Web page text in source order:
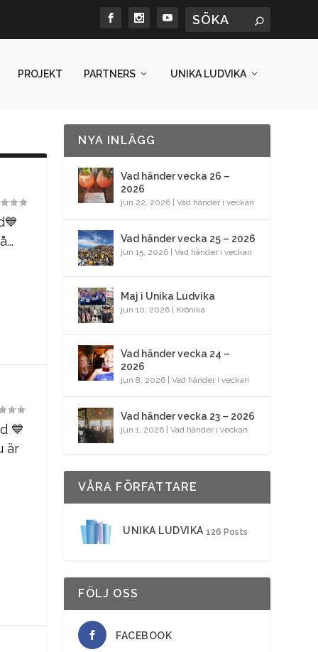
PROJEKT PARTNERS UNIKA LUDVIKA
💙
är
NYA INLÄGG
Vad händer vecka 26 –
2026
jun 22, 2026 |Vad händer i veckan
Vad händer vecka 25 – 2026
jun 15, 2026 |Vad händer i veckan
Maj i Unika Ludvika
jun 10, 2026 Krönika
Vad händer vecka 24 –
2026
jun 8, 2026 |Vad händer i veckan
Vad händer vecka 23 – 2026
jun 1, 2026 |Vad händer i veckan
VÅRA FÖRFATTARE
UNIKA LUDVIKA 126 Posts
FÖLJ OSS
FACEBOOK